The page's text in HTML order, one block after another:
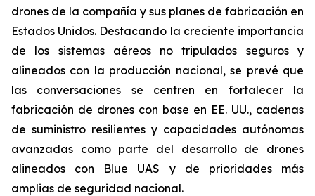
drones de la compañía y sus planes de fabricación en
Estados Unidos. Destacando la creciente importancia
de los sistemas aéreos no tripulados seguros y
alineados con la producción nacional, se prevé que
las conversaciones se centren en fortalecer la
fabricación de drones con base en EE. UU., cadenas
de suministro resilientes y capacidades autónomas
avanzadas como parte del desarrollo de drones
alineados con Blue UAS y de prioridades más
amplias de seguridad nacional.